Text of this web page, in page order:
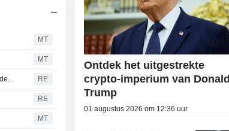
MT
MT
Openbank, de digitale kredietverstrekker van Santander, lanceert cryptohandel in Spanje RE
RE
MT
Ontdek het uitgestrekte
crypto-imperium van Donald
Trump
01 augustus 2026 om 12:36 uur